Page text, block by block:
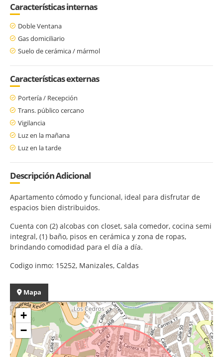
Características internas
Doble Ventana
Gas domiciliario
Suelo de cerámica / mármol
Características externas
Portería / Recepción
Trans. público cercano
Vigilancia
Luz en la mañana
Luz en la tarde
Descripción Adicional
Apartamento cómodo y funcional, ideal para disfrutar de
espacios bien distribuidos.
Cuenta con (2) alcobas con closet, sala comedor, cocina semi
integral, (1) baño, pisos en cerámica y zona de ropas,
brindando comodidad para el día a día.
Codigo inmo: 15252, Manizales, Caldas
Mapa
+
−